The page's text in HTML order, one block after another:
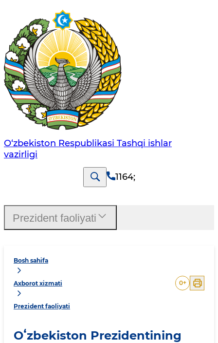
O‘zbеkistоn Rеspublikаsi Tashqi ishlаr
vаzirligi
1164;
Bosh sahifa
Axborot xizmati
Prezident faoliyati
0+
Oʻzbekiston Prezidentining
Prezident faoliyati